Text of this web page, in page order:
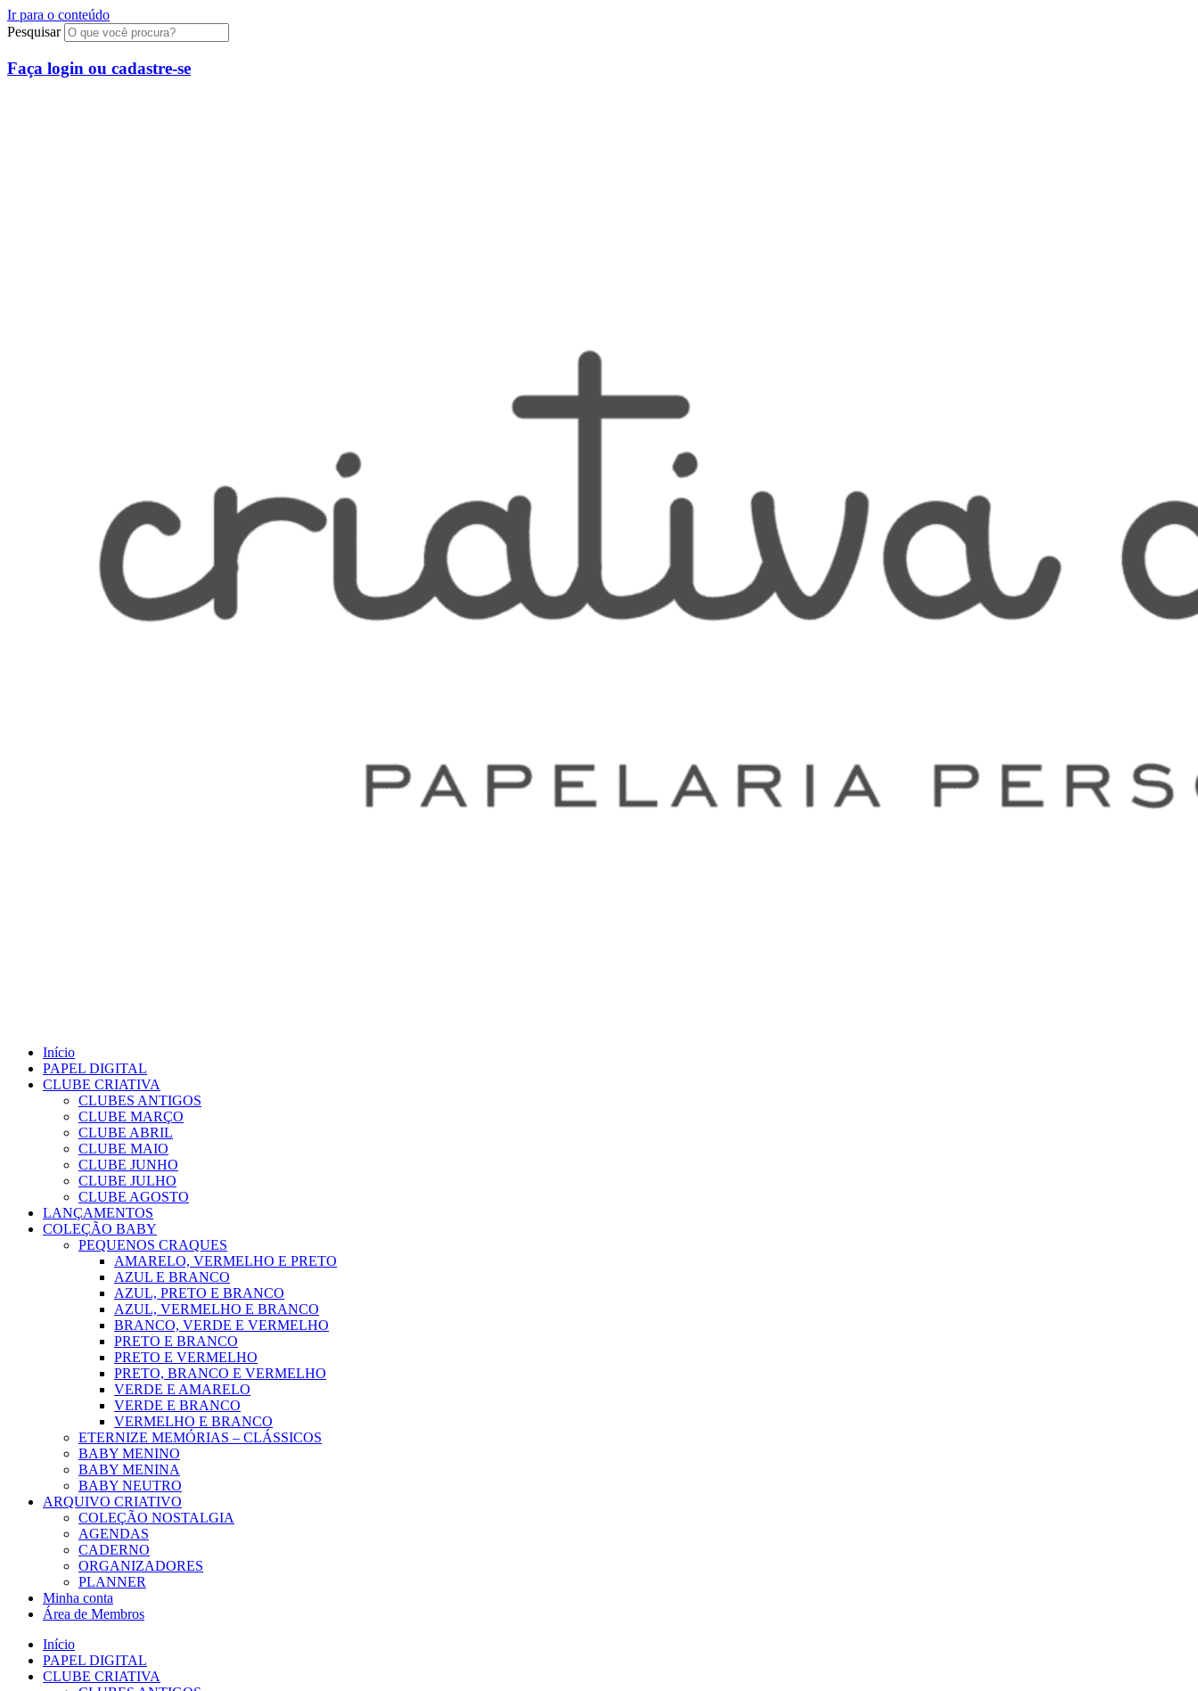
Ir para o conteúdo
Pesquisar
Faça login ou cadastre-se
Início
PAPEL DIGITAL
CLUBE CRIATIVA
CLUBES ANTIGOS
CLUBE MARÇO
CLUBE ABRIL
CLUBE MAIO
CLUBE JUNHO
CLUBE JULHO
CLUBE AGOSTO
LANÇAMENTOS
COLEÇÃO BABY
PEQUENOS CRAQUES
AMARELO, VERMELHO E PRETO
AZUL E BRANCO
AZUL, PRETO E BRANCO
AZUL, VERMELHO E BRANCO
BRANCO, VERDE E VERMELHO
PRETO E BRANCO
PRETO E VERMELHO
PRETO, BRANCO E VERMELHO
VERDE E AMARELO
VERDE E BRANCO
VERMELHO E BRANCO
ETERNIZE MEMÓRIAS – CLÁSSICOS
BABY MENINO
BABY MENINA
BABY NEUTRO
ARQUIVO CRIATIVO
COLEÇÃO NOSTALGIA
AGENDAS
CADERNO
ORGANIZADORES
PLANNER
Minha conta
Área de Membros
Início
PAPEL DIGITAL
CLUBE CRIATIVA